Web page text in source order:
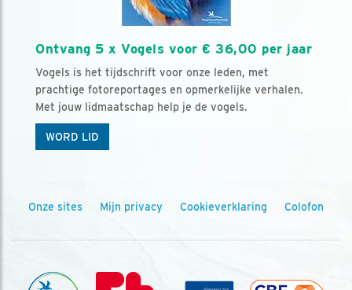
Ontvang 5 x Vogels voor € 36,00 per jaar
Vogels is het tijdschrift voor onze leden, met
prachtige fotoreportages en opmerkelijke verhalen.
Met jouw lidmaatschap help je de vogels.
WORD LID
Onze sites Mijn privacy Cookieverklaring Colofon